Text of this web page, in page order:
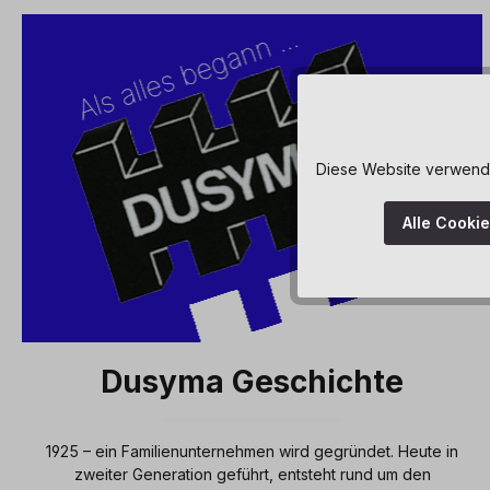
Dusyma Geschichte
1925 – ein Familienunternehmen wird gegründet. Heute in
zweiter Generation geführt, entsteht rund um den
Diese Website
Alle